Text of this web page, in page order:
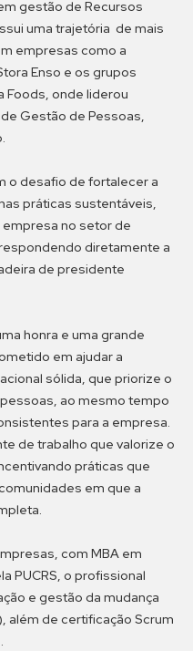
gestão de Recursos
uma trajetória de mais
empresas como a
Enso e os grupos
Foods, onde liderou
Gestão de Pessoas,
o desafio de fortalecer a
práticas sustentáveis,
no setor de
diretamente a
de presidente
honra e uma grande
em ajudar a
sólida, que priorize o
ao mesmo tempo
para a empresa.
de trabalho que valorize o
práticas que
em que a
com MBA em
PUCRS, o profissional
e gestão da mudança
além de certificação Scrum